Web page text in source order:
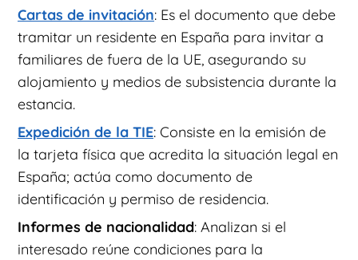
Cartas de invitación: Es el documento que debe
tramitar un residente en España para invitar a
familiares de fuera de la UE, asegurando su
alojamiento y medios de subsistencia durante la
estancia.
Expedición de la TIE: Consiste en la emisión de
la tarjeta física que acredita la situación legal en
España; actúa como documento de
identificación y permiso de residencia.
Informes de nacionalidad: Analizan si el
interesado reúne condiciones para la